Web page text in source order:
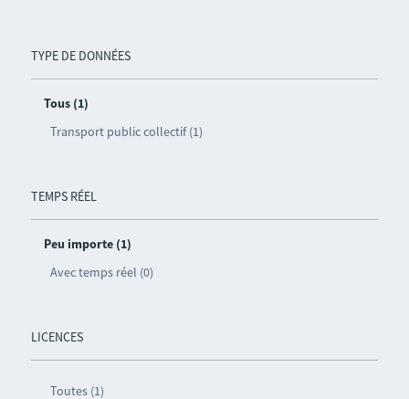
TYPE DE DONNÉES
Tous (1)
Transport public collectif (1)
TEMPS RÉEL
Peu importe (1)
Avec temps réel (0)
LICENCES
Toutes (1)